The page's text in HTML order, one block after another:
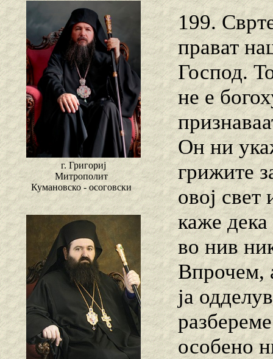
г. Григориј
Митрополит
Кумановско - осоговски
199.
прават
Господ.
не е
Он ни
грижите
овој свет
каже
во нив
Впрочем,
ја
особено